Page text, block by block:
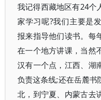
我记得西藏地区有24个
家学习呢?我们主要是
报来指导他们读书。每
在一个地方讲课，当然
汉有一个点，江西、湖
负责这条线;还在岳麓书
北，到宁夏、内蒙古去